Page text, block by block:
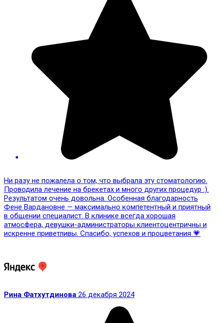
Ни разу не пожалела о том, что выбрала эту стоматологию.
Проводила лечение на брекетах и много других процедур :).
Результатом очень довольна. Особенная благодарность
Фене Вардановне — максимально компетентный и приятный
в общении специалист. В клинике всегда хорошая
атмосфера, девушки-администраторы клиентоцентричны и
искренне приветливы. Спасибо, успехов и процветания 💗
Рина Фатхутдинова 26 декабря 2024